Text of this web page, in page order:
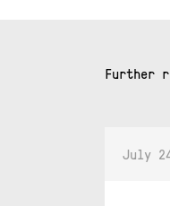
Further
July